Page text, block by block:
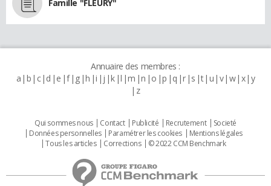
Famille "FLEURY"
Annuaire des membres :
a b c d e f g h i j k l m n o p q r s t u v w x y
z
Qui sommes nous Contact Publicité Recrutement
Societé
Données personnelles
Paramétrer les cookies
Mentions légales
Tous les articles
Corrections © 2022 CCM Benchmark